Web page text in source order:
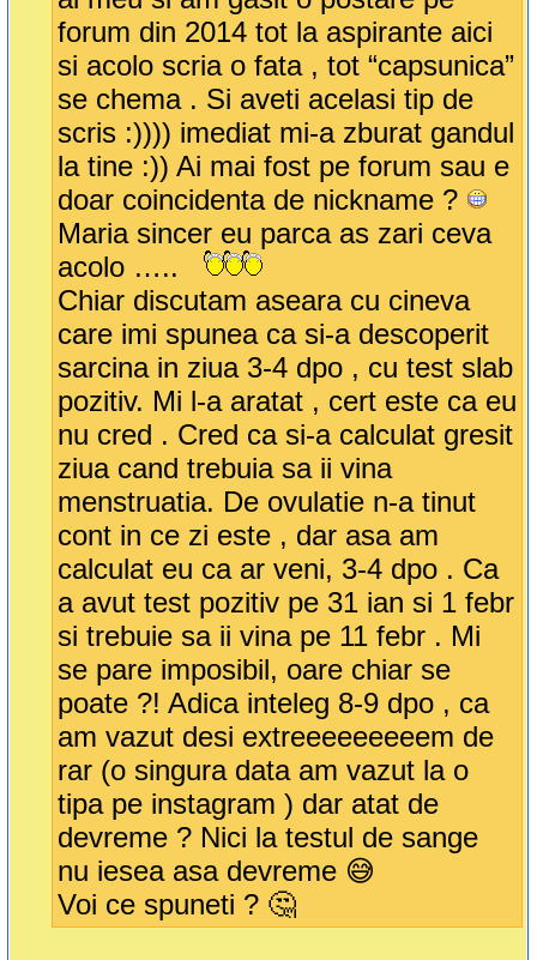
forum din 2014 tot la aspirante aici
si acolo scria o fata , tot “capsunica”
se chema . Si aveti acelasi tip de
scris :)))) imediat mi-a zburat gandul
la tine :)) Ai mai fost pe forum sau e
doar coincidenta de nickname ?
Maria sincer eu parca as zari ceva
acolo …..
Chiar discutam aseara cu cineva
care imi spunea ca si-a descoperit
sarcina in ziua 3-4 dpo , cu test slab
pozitiv. Mi l-a aratat , cert este ca eu
nu cred . Cred ca si-a calculat gresit
ziua cand trebuia sa ii vina
menstruatia. De ovulatie n-a tinut
cont in ce zi este , dar asa am
calculat eu ca ar veni, 3-4 dpo . Ca
a avut test pozitiv pe 31 ian si 1 febr
si trebuie sa ii vina pe 11 febr . Mi
se pare imposibil, oare chiar se
poate ?! Adica inteleg 8-9 dpo , ca
am vazut desi extreeeeeeeeem de
rar (o singura data am vazut la o
tipa pe instagram ) dar atat de
devreme ? Nici la testul de sange
nu iesea asa devreme 😅
Voi ce spuneti ? 🤔